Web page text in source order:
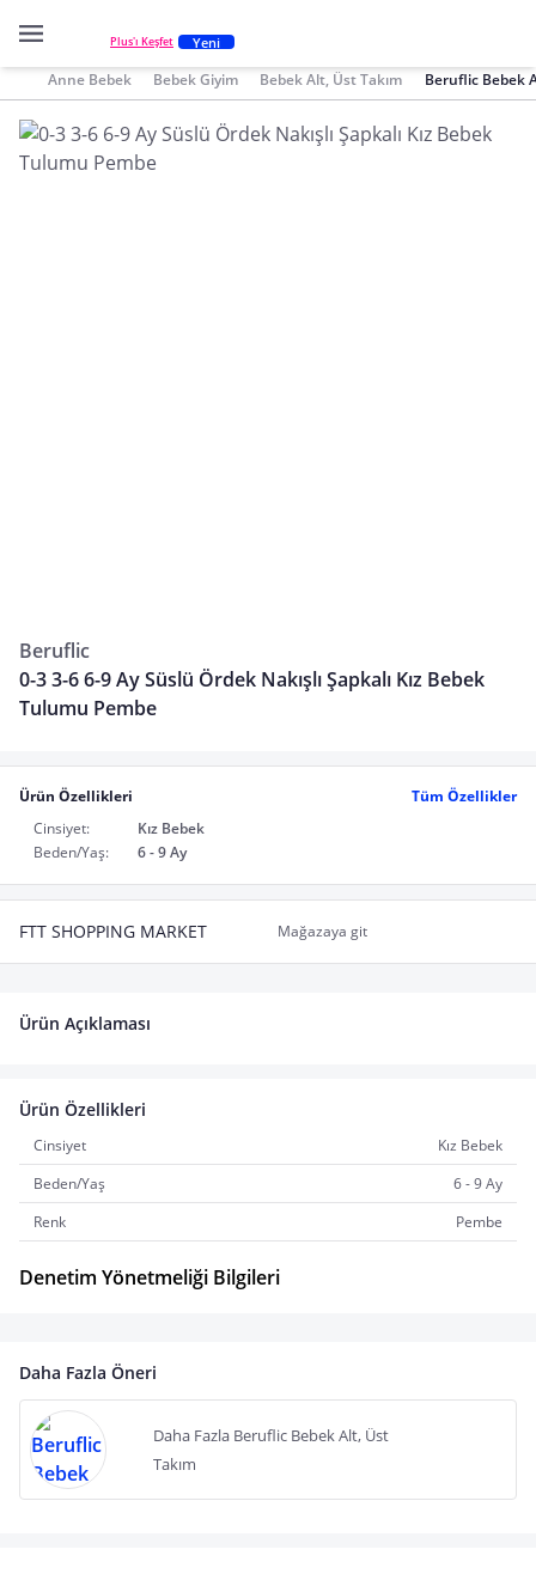
Plus'ı Keşfet Yeni
Anne Bebek Bebek Giyim Bebek Alt, Üst Takım Beruflic Bebek
Beruflic
0-3 3-6 6-9 Ay Süslü Ördek Nakışlı Şapkalı Kız Bebek
Tulumu Pembe
Ürün Özellikleri
Tüm Özellikler
Cinsiyet:
Kız Bebek
Beden/Yaş:
6 - 9 Ay
FTT SHOPPING MARKET Mağazaya git
Ürün Açıklaması
Ürün Özellikleri
Cinsiyet
Kız Bebek
Beden/Yaş
6 - 9 Ay
Renk
Pembe
Denetim Yönetmeliği Bilgileri
Daha Fazla Öneri
Daha Fazla Beruflic Bebek Alt, Üst
Takım